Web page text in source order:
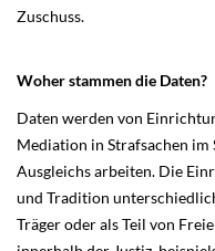
Zuschuss.
Woher stammen die Daten?
Daten werden von
Mediation in Strafsachen im
Ausgleichs arbeiten. Die
und Tradition
Träger oder als Teil von